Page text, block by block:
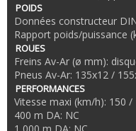
POIDS
Données constructeur
Rapport poids/puissance
ROUES
Freins Av-Ar (ø mm):
Pneus Av-Ar: 135x12 /
PERFORMANCES
Vitesse maxi (km/h): 150
400 m DA: NC